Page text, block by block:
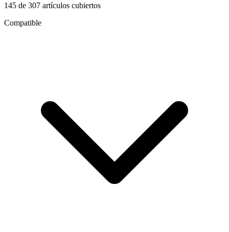
145 de 307 artículos cubiertos
Compatible